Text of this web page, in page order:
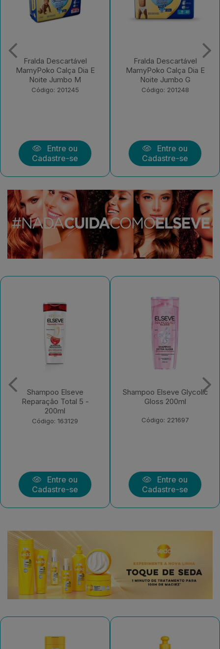
Fralda Descartável
MamyPoko Calça Dia E
Noite Jumbo G
Código: 201248
Entre ou
Cadastre-se
Fralda Descartável
MamyPoko Calça Dia E
Noite Jumbo XXG
Código: 201249
Entre ou
Cadastre-se
Shampoo Elseve Glycolic
Gloss 200ml
Código: 221697
Entre ou
Cadastre-se
Creme para Pentear
Elseve Colágeno Lifter
Código: 235526
Entre ou
Cadastre-se